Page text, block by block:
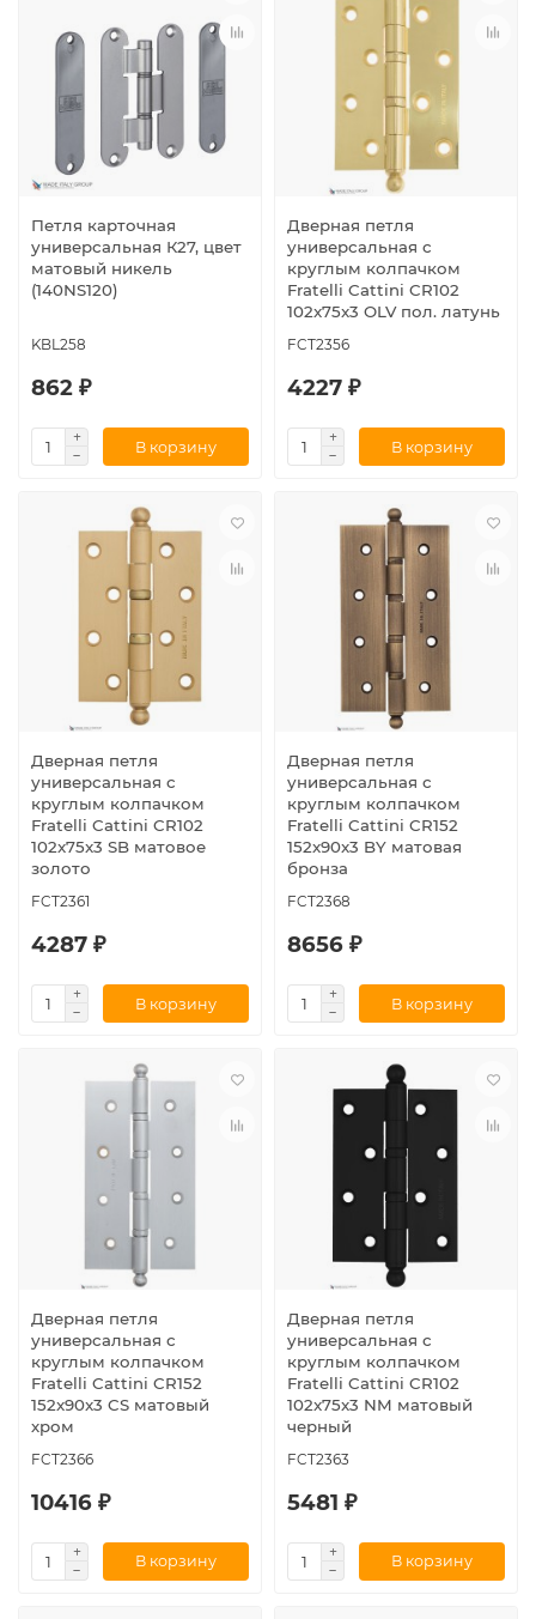
Петля карточная
универсальная К27, цвет
матовый никель
(140NS120)
KBL258
862 ₽
В корзину
Дверная петля
универсальная с
круглым колпачком
Fratelli Cattini CR102
102x75x3 OLV пол. латунь
FCT2356
4227 ₽
В корзину
Дверная петля
универсальная с
круглым колпачком
Fratelli Cattini CR102
102x75x3 SB матовое
золото
FCT2361
4287 ₽
В корзину
Дверная петля
универсальная с
круглым колпачком
Fratelli Cattini CR152
152x90x3 BY матовая
бронза
FCT2368
8656 ₽
В корзину
Дверная петля
универсальная с
круглым колпачком
Fratelli Cattini CR152
152x90x3 CS матовый
хром
FCT2366
10416 ₽
В корзину
Дверная петля
универсальная с
круглым колпачком
Fratelli Cattini CR102
102x75x3 NM матовый
черный
FCT2363
5481 ₽
В корзину